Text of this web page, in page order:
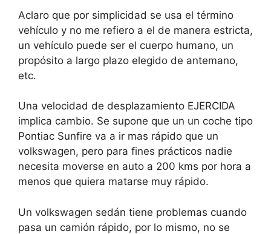
Aclaro que por simplicidad se usa el término
vehículo y no me refiero a el de manera estricta,
un vehículo puede ser el cuerpo humano, un
propósito a largo plazo elegido de antemano,
etc.
Una velocidad de desplazamiento EJERCIDA
implica cambio. Se supone que un un coche tipo
Pontiac Sunfire va a ir mas rápido que un
volkswagen, pero para fines prácticos nadie
necesita moverse en auto a 200 kms por hora a
menos que quiera matarse muy rápido.
Un volkswagen sedán tiene problemas cuando
pasa un camión rápido, por lo mismo, no se